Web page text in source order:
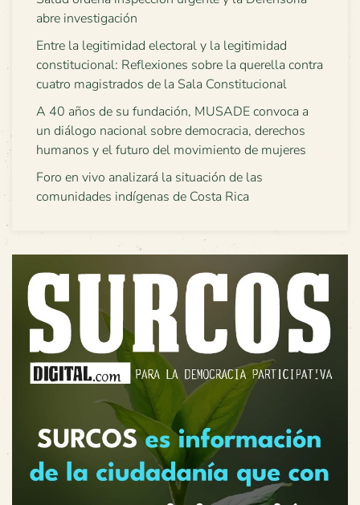
abre investigación
Entre la legitimidad electoral y la legitimidad
constitucional: Reflexiones sobre la querella contra
cuatro magistrados de la Sala Constitucional
A 40 años de su fundación, MUSADE convoca a
un diálogo nacional sobre democracia, derechos
humanos y el futuro del movimiento de mujeres
Foro en vivo analizará la situación de las
comunidades indígenas de Costa Rica